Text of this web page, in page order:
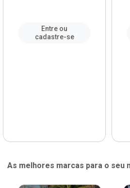
Entre ou
cadastre-se
As melhores marcas para o seu